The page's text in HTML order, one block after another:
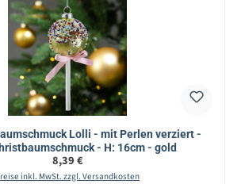
Lolli - mit Perlen verziert -
- H: 16cm - gold
Regulärer Preis:
8,39 €
inkl. MwSt. zzgl. Versandkosten